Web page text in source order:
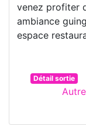
venez profiter
ambiance
espace
Détail sortie